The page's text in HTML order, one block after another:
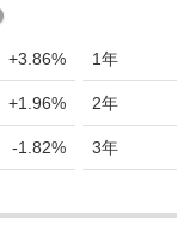
+3.86%
+1.96%
-1.82%
1年
2年
3年